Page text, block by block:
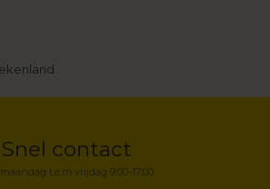
Snel contact
t.e.m vrijdag 9:00-17:00